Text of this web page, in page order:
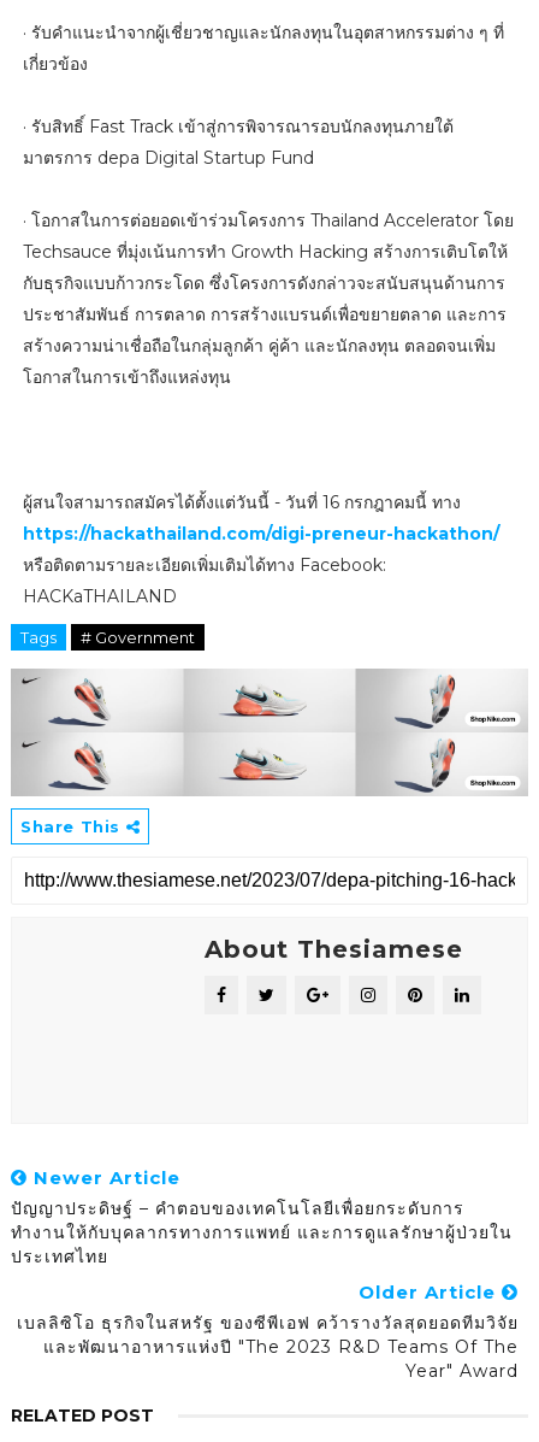
· รับคำแนะนำจากผู้เชี่ยวชาญและนักลงทุนในอุตสาหกรรมต่าง ๆ ที่
เกี่ยวข้อง
· รับสิทธิ์ Fast Track เข้าสู่การพิจารณารอบนักลงทุนภายใต้
มาตรการ depa Digital Startup Fund
· โอกาสในการต่อยอดเข้าร่วมโครงการ Thailand Accelerator โดย
Techsauce ที่มุ่งเน้นการทำ Growth Hacking สร้างการเติบโตให้
กับธุรกิจแบบก้าวกระโดด ซึ่งโครงการดังกล่าวจะสนับสนุนด้านการ
ประชาสัมพันธ์ การตลาด การสร้างแบรนด์เพื่อขยายตลาด และการ
สร้างความน่าเชื่อถือในกลุ่มลูกค้า คู่ค้า และนักลงทุน ตลอดจนเพิ่ม
โอกาสในการเข้าถึงแหล่งทุน
ผู้สนใจสามารถสมัครได้ตั้งแต่วันนี้ - วันที่ 16 กรกฎาคมนี้ ทาง
https://hackathailand.com/digi-preneur-hackathon/
หรือติดตามรายละเอียดเพิ่มเติมได้ทาง Facebook:
HACKaTHAILAND
Tags # Government
Share This
About Thesiamese
Newer Article
ปัญญาประดิษฐ์ – คำตอบของเทคโนโลยีเพื่อยกระดับการ
ทำงานให้กับบุคลากรทางการแพทย์ และการดูแลรักษาผู้ป่วยใน
ประเทศไทย
Older Article
เบลลิซิโอ ธุรกิจในสหรัฐ ของซีพีเอฟ คว้ารางวัลสุดยอดทีมวิจัย
และพัฒนาอาหารแห่งปี "The 2023 R&D Teams Of The
Year" Award
RELATED POST